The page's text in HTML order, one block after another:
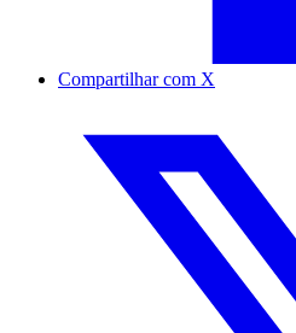
Compartilhar com X